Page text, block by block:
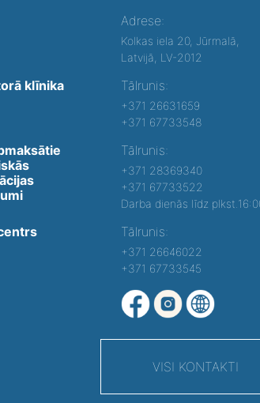
Adrese:
Kolkas iela 20, Jūrmalā,
Latvijā, LV-2012
klīnika Tālrunis:
+371 26631659
+371 67733548
Tālrunis:
+371 28369340
+371 67733522
Darba dienās līdz
Tālrunis:
+371 26646022
+371 67733545
VISI KONTAKTI